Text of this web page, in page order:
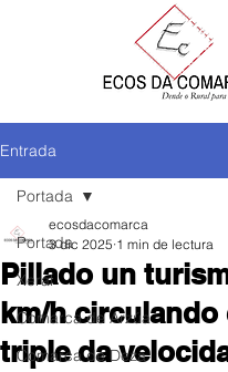
Entrada
Portada
Xeral
Comarca de Arzúa
Comarca de Deza
Portada
Pillado un
km/h circulando
triple da
ecosdacomarca
3 dic 2025 1 min de lectura